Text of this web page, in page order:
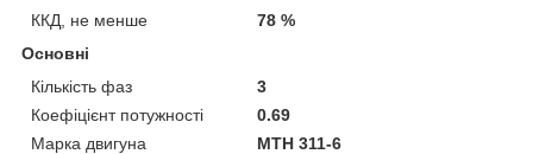
ККД, не менше
78 %
Основні
Кількість фаз
3
Коефіцієнт потужності
0.69
Марка двигуна
MTH 311-6